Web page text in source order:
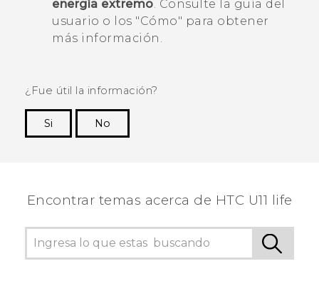
energía extremo. Consulte la guía del
usuario o los "‍Cómo"‍ para obtener
más información.
¿Fue útil la información?
Si
No
Encontrar temas acerca de HTC U11 life